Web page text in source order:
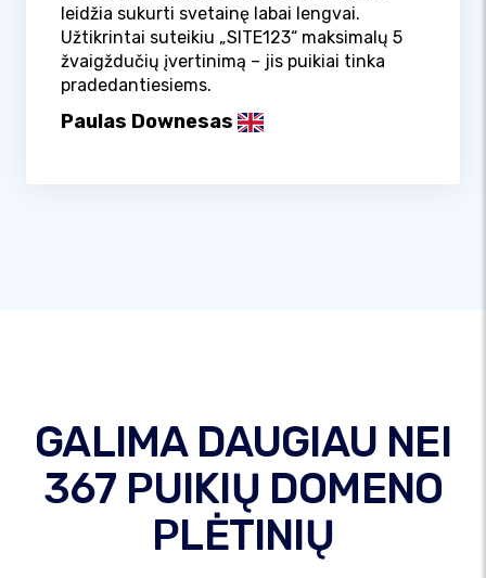
leidžia sukurti svetainę labai lengvai.
Užtikrintai suteikiu „SITE123“ maksimalų 5
žvaigždučių įvertinimą – jis puikiai tinka
pradedantiesiems.
Paulas Downesas
GALIMA DAUGIAU NEI
367 PUIKIŲ DOMENO
PLĖTINIŲ